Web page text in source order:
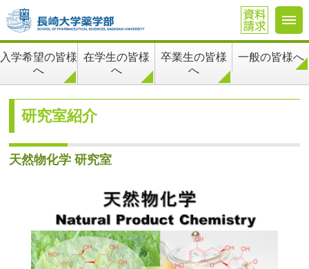
入学希望の皆様
へ
在学生の皆様
へ
卒業生の皆様
へ
一般の皆様へ
研究室紹介
天然物化学 研究室